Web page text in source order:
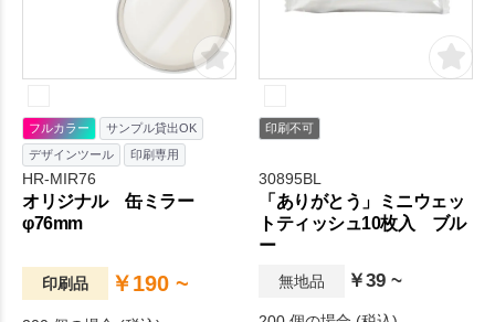
フルカラー
サンプル貸出OK
デザインツール
印刷専用
HR-MIR76
オリジナル 缶ミラー
φ76mm
印刷品 ￥190 ~
印刷不可
30895BL
「ありがとう」ミニウェッ
トティッシュ10枚入 ブル
ー
無地品 ￥39 ~